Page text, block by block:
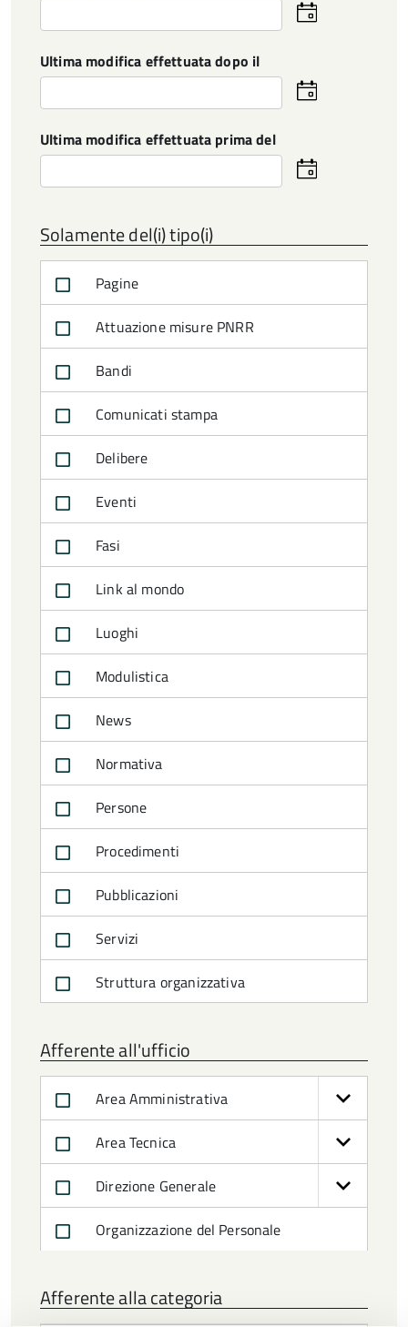
Seleziona
la
Ultima modifica effettuata dopo il
Seleziona
la
Ultima modifica effettuata prima del
Seleziona
la
Solamente del(i) tipo(i)
Pagine
Attuazione misure PNRR
Bandi
Comunicati stampa
Delibere
Eventi
Fasi
Link al mondo
Luoghi
Modulistica
News
Normativa
Persone
Procedimenti
Pubblicazioni
Servizi
Struttura organizzativa
Afferente all'ufficio
Area Amministrativa
Area Tecnica
Direzione Generale
Organizzazione del Personale
Afferente alla categoria